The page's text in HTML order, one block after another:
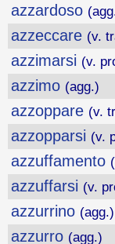
azzardoso
azzeccare (v.
azzimarsi (v.
azzimo (agg.)
azzoppare (v.
azzopparsi (v.
azzuffamento
azzuffarsi (v.
azzurrino (agg.)
azzurro (agg.)